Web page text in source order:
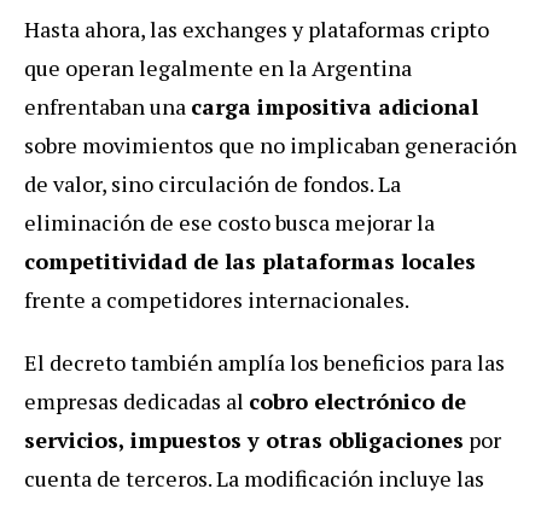
Hasta ahora, las exchanges y plataformas cripto
que operan legalmente en la Argentina
enfrentaban una carga impositiva adicional
sobre movimientos que no implicaban generación
de valor, sino circulación de fondos. La
eliminación de ese costo busca mejorar la
competitividad de las plataformas locales
frente a competidores internacionales.
El decreto también amplía los beneficios para las
empresas dedicadas al cobro electrónico de
servicios, impuestos y otras obligaciones por
cuenta de terceros. La modificación incluye las